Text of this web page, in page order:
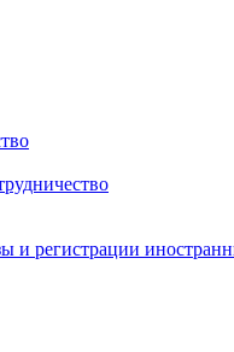
и регистрации